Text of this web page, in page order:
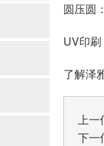
圆压圆
UV印
了解泽
上一
下一